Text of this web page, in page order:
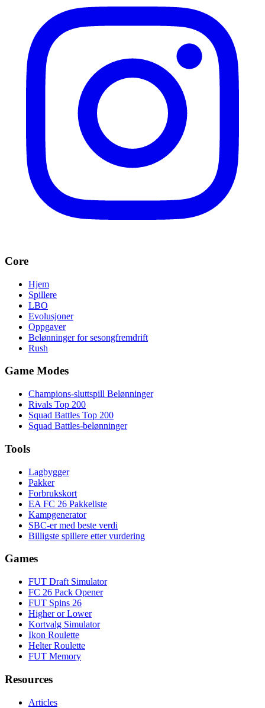
Core
Hjem
Spillere
LBO
Evolusjoner
Oppgaver
Belønninger for sesongfremdrift
Rush
Game Modes
Champions-sluttspill Belønninger
Rivals Top 200
Squad Battles Top 200
Squad Battles-belønninger
Tools
Lagbygger
Pakker
Forbrukskort
EA FC 26 Pakkeliste
Kampgenerator
SBC-er med beste verdi
Billigste spillere etter vurdering
Games
FUT Draft Simulator
FC 26 Pack Opener
FUT Spins 26
Higher or Lower
Kortvalg Simulator
Ikon Roulette
Helter Roulette
FUT Memory
Resources
Articles